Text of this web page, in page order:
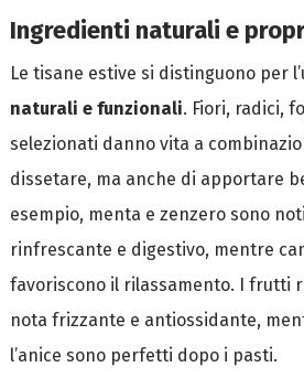
Ingredienti naturali e
Le tisane estive si distinguono per
naturali e funzionali. Fiori, radici,
selezionati danno vita a
dissetare, ma anche di apportare
esempio, menta e zenzero sono
rinfrescante e digestivo, mentre
favoriscono il rilassamento. I frutti
nota frizzante e antiossidante,
l’anice sono perfetti dopo i pasti.